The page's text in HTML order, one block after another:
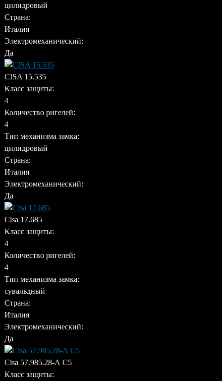
цилидровый
Страна:
Италия
Электромеханический:
Да
CISA 15.535
Класс защиты:
4
Количество ригелей:
4
Тип механизма замка:
цилидровый
Страна:
Италия
Электромеханический:
Да
Cisa 17.685
Класс защиты:
4
Количество ригелей:
4
Тип механизма замка:
сувальдный
Страна:
Италия
Электромеханический:
Да
Cisa 57.985.28-А C5
Класс защиты: